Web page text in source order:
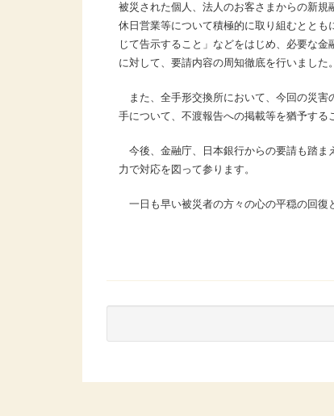
被災された個人、法人のお客さまからの新規
休日営業等について積極的に取り組むとと
じて告示すること」などをはじめ、必要な
に対して、要請内容の周知徹底を行いました。
また、全手形交換所において、今回の災害
手について、不渡報告への掲載等を猶予する
今後、金融庁、日本銀行からの要請も踏ま
力で対応を図って参ります。
一日も早い被災者の方々の心の平穏の回復